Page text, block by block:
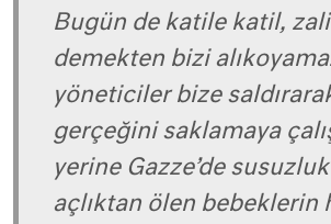
Bugün de katile katil,
demekten bizi
yöneticiler bize
gerçeğini saklamaya
yerine Gazze’de
açlıktan ölen bebeklerin